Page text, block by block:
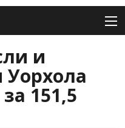
и
Уорхола
151,5